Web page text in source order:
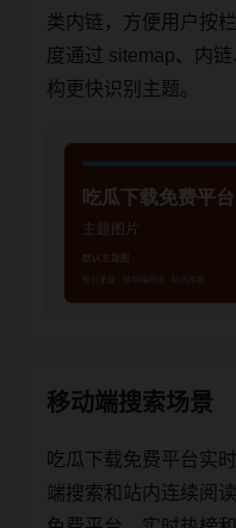
类内链，方便用户按
度通过 sitemap、内
构更快识别主题。
移动端搜索场景
吃瓜下载免费平台实
端搜索和站内连续阅